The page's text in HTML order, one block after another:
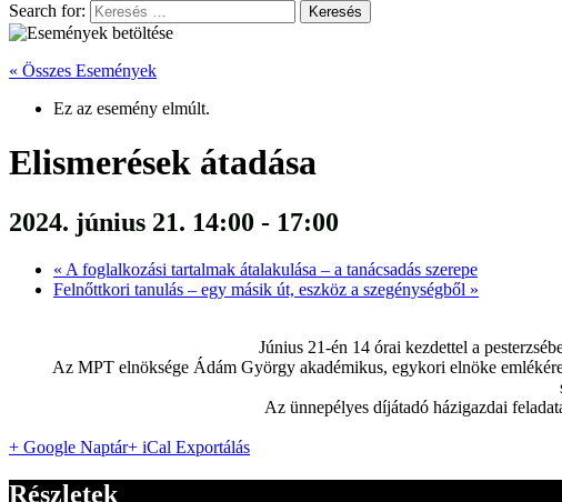
Search for:
« Összes Események
Ez az esemény elmúlt.
Elismerések átadása
2024. június 21. 14:00 - 17:00
« A foglalkozási tartalmak átalakulása – a tanácsadás szerepe
Felnőttkori tanulás – egy másik út, eszköz a szegénységből »
Június 21-én 14 órai kezdettel a
Az MPT elnöksége Ádám György akadémikus, egykori elnöke
Az ünnepélyes díjátadó házigazdai
+ Google Naptár+ iCal Exportálás
Részletek